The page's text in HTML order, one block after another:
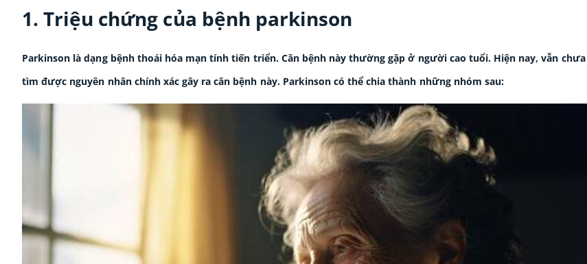
1. Triệu chứng của bệnh parkinson
Parkinson là dạng bệnh thoái hóa mạn tính tiến triển. Căn bệnh này thường gặp ở người cao tuổi. Hiện nay, vẫn chưa
tìm được nguyên nhân chính xác gây ra căn bệnh này. Parkinson có thể chia thành những nhóm sau: